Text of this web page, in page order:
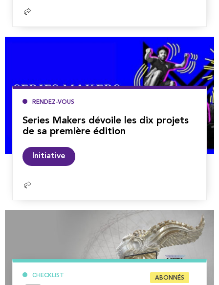
Lire
RENDEZ-VOUS
Series Makers dévoile les dix projets
de sa première édition
Initiative
CHECKLIST ABONNÉS